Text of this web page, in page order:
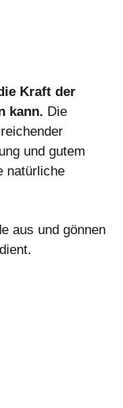
Kraft der
kann. Die
und gutem
natürliche
aus und gönnen